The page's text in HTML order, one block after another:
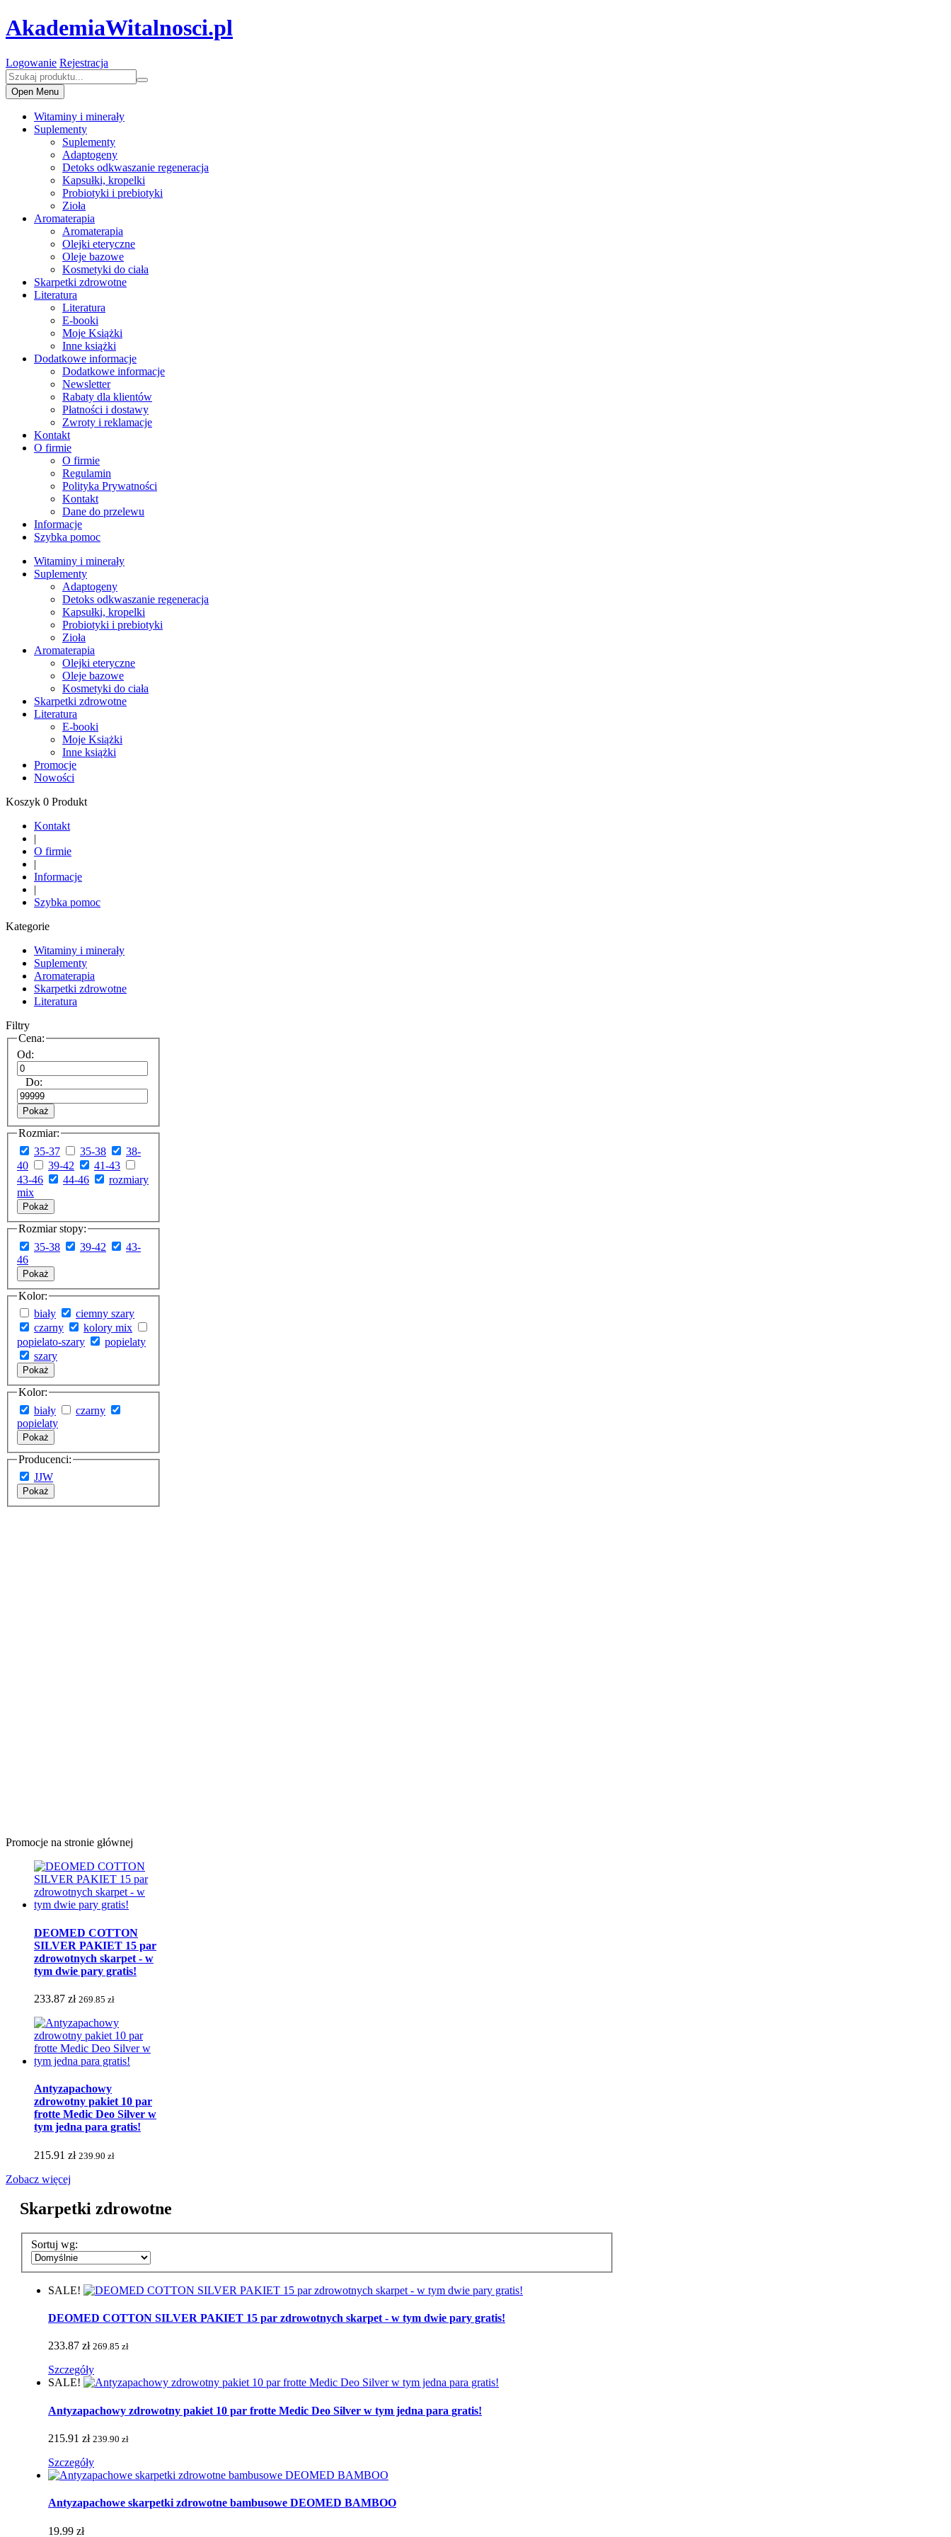
AkademiaWitalnosci.pl
Logowanie Rejestracja
Open Menu
Witaminy i minerały
Suplementy
Suplementy
Adaptogeny
Detoks odkwaszanie regeneracja
Kapsułki, kropelki
Probiotyki i prebiotyki
Zioła
Aromaterapia
Aromaterapia
Olejki eteryczne
Oleje bazowe
Kosmetyki do ciała
Skarpetki zdrowotne
Literatura
Literatura
E-booki
Moje Książki
Inne książki
Dodatkowe informacje
Dodatkowe informacje
Newsletter
Rabaty dla klientów
Płatności i dostawy
Zwroty i reklamacje
Kontakt
O firmie
O firmie
Regulamin
Polityka Prywatności
Kontakt
Dane do przelewu
Informacje
Szybka pomoc
Witaminy i minerały
Suplementy
Adaptogeny
Detoks odkwaszanie regeneracja
Kapsułki, kropelki
Probiotyki i prebiotyki
Zioła
Aromaterapia
Olejki eteryczne
Oleje bazowe
Kosmetyki do ciała
Skarpetki zdrowotne
Literatura
E-booki
Moje Książki
Inne książki
Promocje
Nowości
Koszyk 0 Produkt
Kontakt
|
O firmie
|
Informacje
|
Szybka pomoc
Kategorie
Witaminy i minerały
Suplementy
Aromaterapia
Skarpetki zdrowotne
Literatura
Filtry
Cena:
Od:
Do:
Pokaż
Rozmiar:
35-37
35-38
38-
40
39-42
41-43
43-46
44-46
rozmiary
mix
Pokaż
Rozmiar stopy:
35-38
39-42
43-
46
Pokaż
Kolor:
biały
ciemny szary
czarny
kolory mix
popielato-szary
popielaty
szary
Pokaż
Kolor:
biały
czarny
popielaty
Pokaż
Producenci:
JJW
Pokaż
Promocje na stronie głównej
DEOMED COTTON
SILVER PAKIET 15 par
zdrowotnych skarpet - w
tym dwie pary gratis!
233.87 zł 269.85 zł
Antyzapachowy
zdrowotny pakiet 10 par
frotte Medic Deo Silver w
tym jedna para gratis!
215.91 zł 239.90 zł
Zobacz więcej
Skarpetki zdrowotne
Sortuj wg:
SALE!
DEOMED COTTON SILVER PAKIET 15 par zdrowotnych skarpet - w tym dwie pary gratis!
233.87 zł 269.85 zł
Szczegóły
SALE!
Antyzapachowy zdrowotny pakiet 10 par frotte Medic Deo Silver w tym jedna para gratis!
215.91 zł 239.90 zł
Szczegóły
Antyzapachowe skarpetki zdrowotne bambusowe DEOMED BAMBOO
19.99 zł